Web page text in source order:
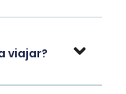
viajar?